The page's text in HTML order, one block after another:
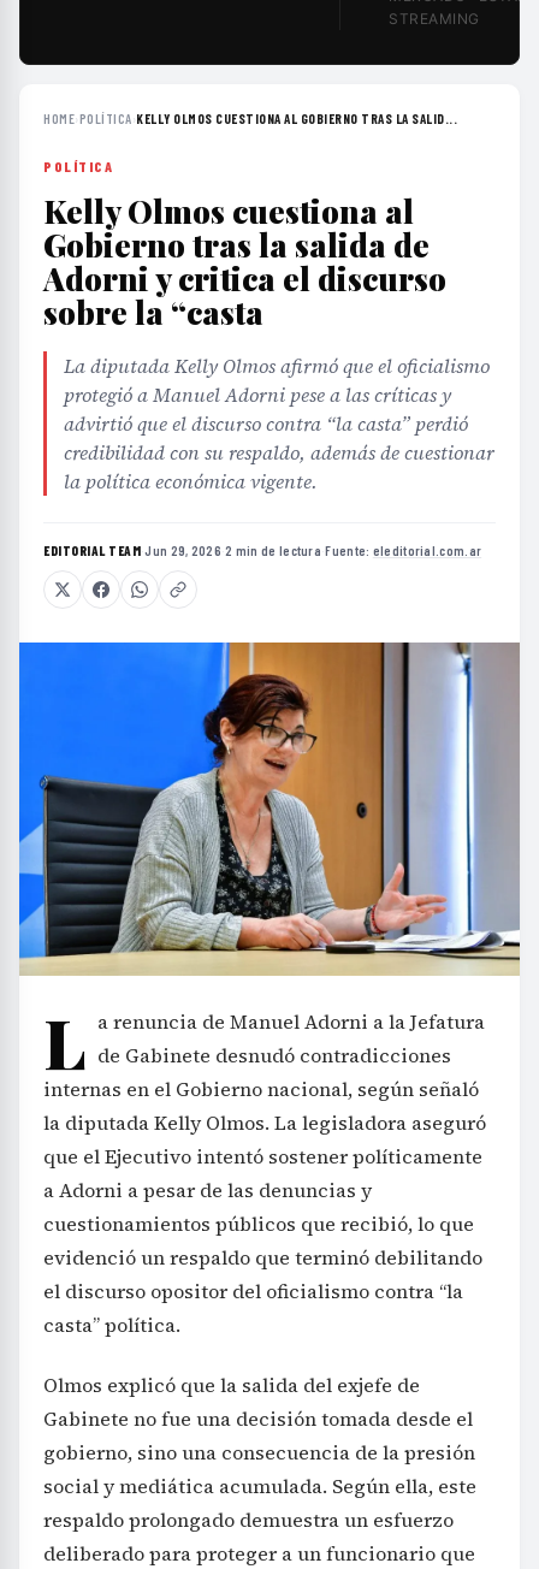
STREAMING
HOME›POLÍTICA›KELLY OLMOS CUESTIONA AL GOBIERNO TRAS LA SALID...
POLÍTICA
Kelly Olmos cuestiona al
Gobierno tras la salida de
Adorni y critica el discurso
sobre la “casta
La diputada Kelly Olmos afirmó que el oficialismo
protegió a Manuel Adorni pese a las críticas y
advirtió que el discurso contra “la casta” perdió
credibilidad con su respaldo, además de cuestionar
la política económica vigente.
EDITORIAL TEAM·Jun 29, 2026·2 min de lectura·Fuente: eleditorial.com.ar
L a renuncia de Manuel Adorni a la Jefatura
de Gabinete desnudó contradicciones
internas en el Gobierno nacional, según señaló
la diputada Kelly Olmos. La legisladora aseguró
que el Ejecutivo intentó sostener políticamente
a Adorni a pesar de las denuncias y
cuestionamientos públicos que recibió, lo que
evidenció un respaldo que terminó debilitando
el discurso opositor del oficialismo contra “la
casta” política.
Olmos explicó que la salida del exjefe de
Gabinete no fue una decisión tomada desde el
gobierno, sino una consecuencia de la presión
social y mediática acumulada. Según ella, este
respaldo prolongado demuestra un esfuerzo
deliberado para proteger a un funcionario que